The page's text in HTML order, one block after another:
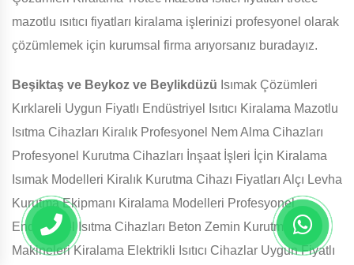
mazotlu ısıtıcı fiyatları kiralama işlerinizi profesyonel olarak
çözümlemek için kurumsal firma arıyorsanız buradayız.
Beşiktaş ve Beykoz ve Beylikdüzü Isımak Çözümleri
Kırklareli Uygun Fiyatlı Endüstriyel Isıtıcı Kiralama Mazotlu
Isıtma Cihazları Kiralık Profesyonel Nem Alma Cihazları
Profesyonel Kurutma Cihazları İnşaat İşleri İçin Kiralama
Isımak Modelleri Kiralık Kurutma Cihazı Fiyatları Alçı Levha
Kurutma Ekipmanı Kiralama Modelleri Profesyonel
Endüstriyel Isıtma Cihazları Beton Zemin Kurutma
Makineleri Kiralama Elektrikli Isıtıcı Cihazlar Uygun Fiyatlı